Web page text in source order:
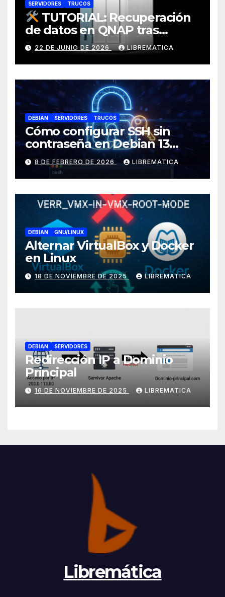
SERVIDORES TRUCOS
TUTORIAL: Recuperación
de datos en QNAP tras
corrupción de sistema
operativo (Error: Grupo de
almacenamiento no activo)
22 DE JUNIO DE 2026 LIBREMATICA
DEBIAN SERVIDORES TRUCOS
Cómo configurar SSH sin
contraseña en Debian 13
(Trixie)
8 DE FEBRERO DE 2026 LIBREMATICA
DEBIAN GNU/LINUX
Alternar VirtualBox y Docker
en Linux
18 DE NOVIEMBRE DE 2025 LIBREMATICA
DEBIAN SERVIDORES
Redirección IP a Dominio
Principal
16 DE NOVIEMBRE DE 2025 LIBREMATICA
Libremática